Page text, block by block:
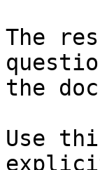
The
the
Use